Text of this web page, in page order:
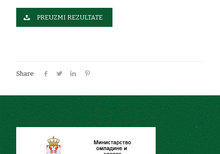
PREUZMI REZULTATE
Share